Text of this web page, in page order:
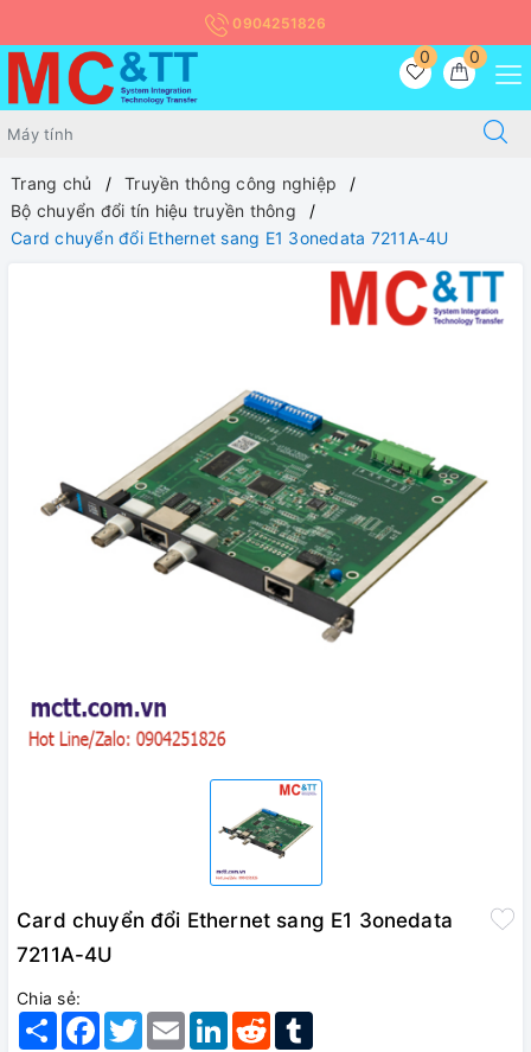
0904251826
0
0
Trang chủ
Truyền thông công nghiệp
Bộ chuyển đổi tín hiệu truyền thông
Card chuyển đổi Ethernet sang E1 3onedata 7211A-4U
Card chuyển đổi Ethernet sang E1 3onedata
7211A-4U
Chia sẻ:
Share Facebook
TwitterEmail LinkedInReddit